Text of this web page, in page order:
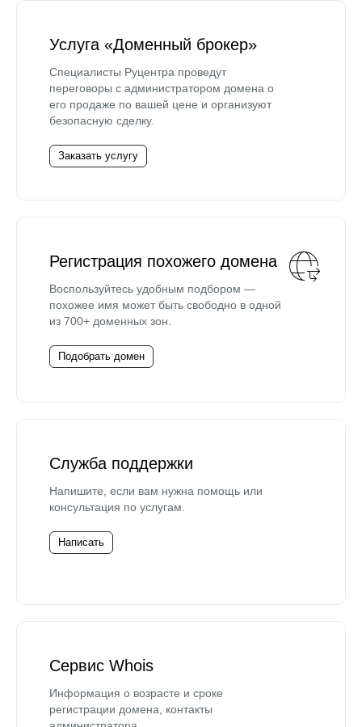
Услуга «Доменный брокер»
Специалисты Руцентра проведут
переговоры с администратором домена о
его продаже по вашей цене и организуют
безопасную сделку.
Заказать услугу
Регистрация похожего домена
Воспользуйтесь удобным подбором —
похожее имя может быть свободно в одной
из 700+ доменных зон.
Подобрать домен
Служба поддержки
Напишите, если вам нужна помощь или
консультация по услугам.
Написать
Сервис Whois
Информация о возрасте и сроке
регистрации домена, контакты